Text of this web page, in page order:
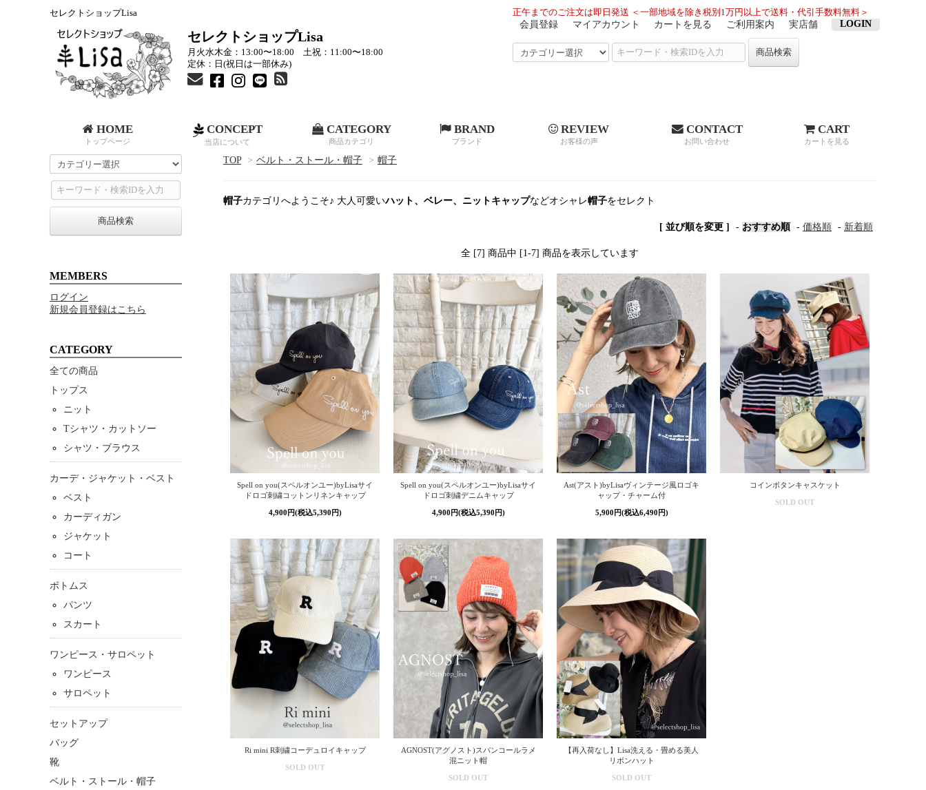
正午までのご注文は即日発送 ＜一部地域を除き税別1万円以上で送料・代引手数料無料＞
会員登録 マイアカウント カートを見る ご利用案内 実店舗 LOGIN
商品検索
セレクトショップLisa
セレクトショップLisa
月火水木金：13:00〜18:00 土祝：11:00〜18:00
定休：日(祝日は一部休み)
HOME
トップページ
CONCEPT
当店について
CATEGORY
商品カテゴリ
BRAND
ブランド
REVIEW
お客様の声
CONTACT
お問い合わせ
CART
カートを見る
TOP > ベルト・ストール・帽子 > 帽子
帽子カテゴリへようこそ♪ 大人可愛いハット、ベレー、ニットキャップなどオシャレ帽子をセレクト
[ 並び順を変更 ] - おすすめ順 - 価格順 - 新着順
全 [7] 商品中 [1-7] 商品を表示しています
Spell on you(スペルオンユー)byLisaサイ
ドロゴ刺繍コットンリネンキャップ
4,900円(税込5,390円)
Spell on you(スペルオンユー)byLisaサイ
ドロゴ刺繍デニムキャップ
4,900円(税込5,390円)
Ast(アスト)byLisaヴィンテージ風ロゴキ
ャップ・チャーム付
5,900円(税込6,490円)
コインボタンキャスケット
SOLD OUT
Ri mini R刺繍コーデュロイキャップ
SOLD OUT
AGNOST(アグノスト)スパンコールラメ
混ニット帽
SOLD OUT
【再入荷なし】Lisa洗える・畳める美人
リボンハット
SOLD OUT
商品検索
MEMBERS
ログイン
新規会員登録はこちら
CATEGORY
全ての商品
トップス
ニット
Tシャツ・カットソー
シャツ・ブラウス
カーデ・ジャケット・ベスト
ベスト
カーディガン
ジャケット
コート
ボトムス
パンツ
スカート
ワンピース・サロペット
ワンピース
サロペット
セットアップ
バッグ
靴
ベルト・ストール・帽子